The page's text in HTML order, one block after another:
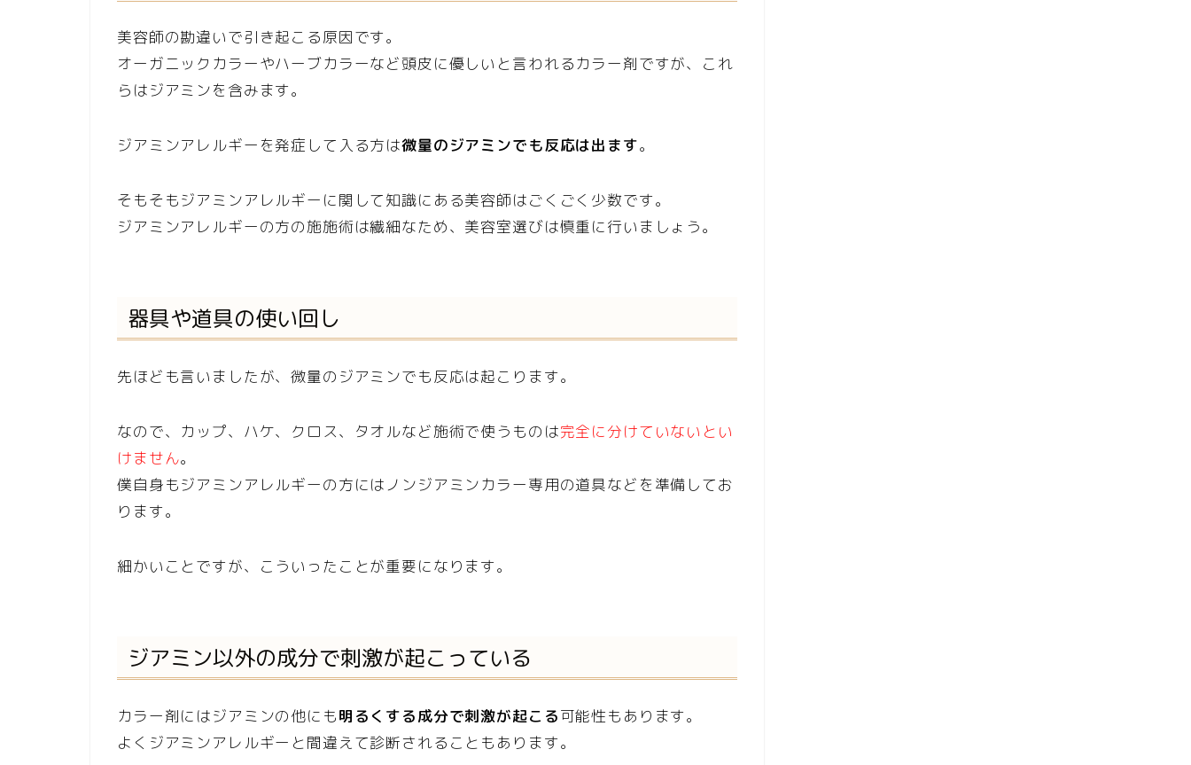
美容師の勘違いで引き起こる原因です。
オーガニックカラーやハーブカラーなど頭皮に優しいと言われるカラー剤ですが、これ
らはジアミンを含みます。
ジアミンアレルギーを発症して入る方は微量のジアミンでも反応は出ます。
そもそもジアミンアレルギーに関して知識にある美容師はごくごく少数です。
ジアミンアレルギーの方の施施術は繊細なため、美容室選びは慎重に行いましょう。
器具や道具の使い回し
先ほども言いましたが、微量のジアミンでも反応は起こります。
なので、カップ、ハケ、クロス、タオルなど施術で使うものは完全に分けていないとい
けません。
僕自身もジアミンアレルギーの方にはノンジアミンカラー専用の道具などを準備してお
ります。
細かいことですが、こういったことが重要になります。
ジアミン以外の成分で刺激が起こっている
カラー剤にはジアミンの他にも明るくする成分で刺激が起こる可能性もあります。
よくジアミンアレルギーと間違えて診断されることもあります。